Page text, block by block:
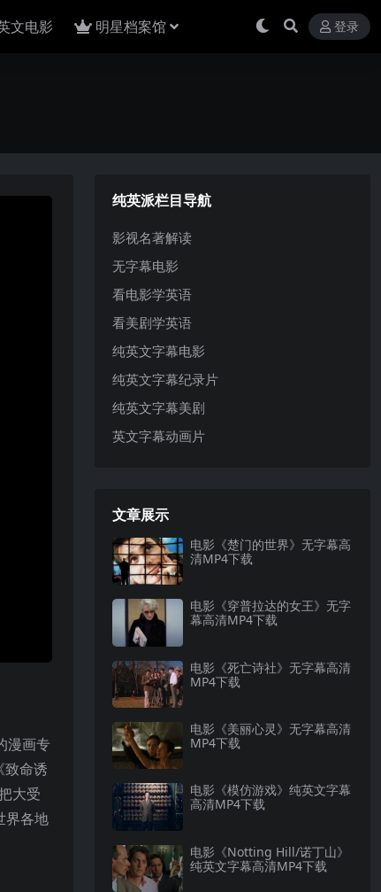
文电影 明星档案馆 登录
漫画专
致命诱
大受
界各地
纯英派栏目导航
影视名著解读
无字幕电影
看电影学英语
看美剧学英语
纯英文字幕电影
纯英文字幕纪录片
纯英文字幕美剧
英文字幕动画片
文章展示
电影《楚门的世界》无字幕高
清MP4下载
电影《穿普拉达的女王》无字
幕高清MP4下载
电影《死亡诗社》无字幕高清
MP4下载
电影《美丽心灵》无字幕高清
MP4下载
电影《模仿游戏》纯英文字幕
高清MP4下载
电影《Notting Hill/诺丁山》
纯英文字幕高清MP4下载